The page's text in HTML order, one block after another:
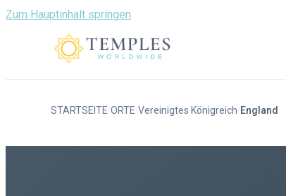
Zum Hauptinhalt springen
STARTSEITE ORTE Vereinigtes Königreich England